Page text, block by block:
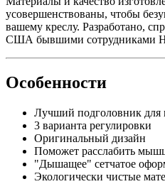
усовершенствованы, чтобы
вашему креслу. Разработано,
США бывшими сотрудниками
Особенности
Лучший подголовник для
3 варианта регулировки
Оригинальный дизайн
Поможет расслабить
"Дышащее" сетчатое
Экологически чистые